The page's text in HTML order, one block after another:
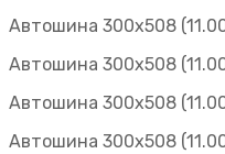
Автошина 300х508
Автошина 300х508
Автошина 300х508
Автошина 300х508